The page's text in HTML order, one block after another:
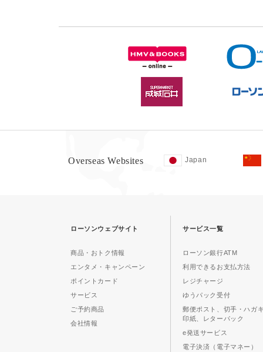
Overseas Websites Japan
ローソンウェブサイト
商品・おトク情報
エンタメ・キャンペーン
ポイントカード
サービス
ご予約商品
会社情報
サービス一覧
ローソン銀行ATM
利用できるお支払方法
レジチャージ
ゆうパック受付
郵便ポスト、切手・ハガ
印紙、レターパック
e発送サービス
電子決済（電子マネー）